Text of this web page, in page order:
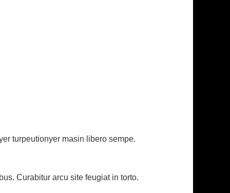
turpeutionyer masin libero sempe.
Curabitur arcu site feugiat in torto.